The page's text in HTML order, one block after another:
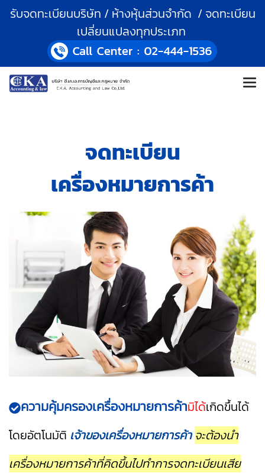
รับจดทะเบียนบริษัท / ห้างหุ้นส่วนจำกัด / จดทะเบียน
เปลี่ยนแปลงทุกประเภท
จดทะเบียน
เครื่องหมายการค้า
ความคุ้มครองเครื่องหมายการค้ามิได้เกิดขึ้นได้
โดยอัตโนมัติ เจ้าของเครื่องหมายการค้า จะต้องนำ
เครื่องหมายการค้าที่คิดขึ้นไปทำการจดทะเบียนเสีย